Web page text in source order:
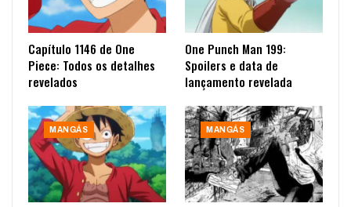
Capítulo 1146 de One
Piece: Todos os detalhes
revelados
One Punch Man 199:
Spoilers e data de
lançamento revelada
MANGÁS MANGÁS